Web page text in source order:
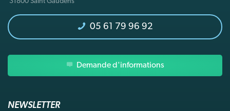
05 61 79 96 92
Demande d'informations
NEWSLETTER